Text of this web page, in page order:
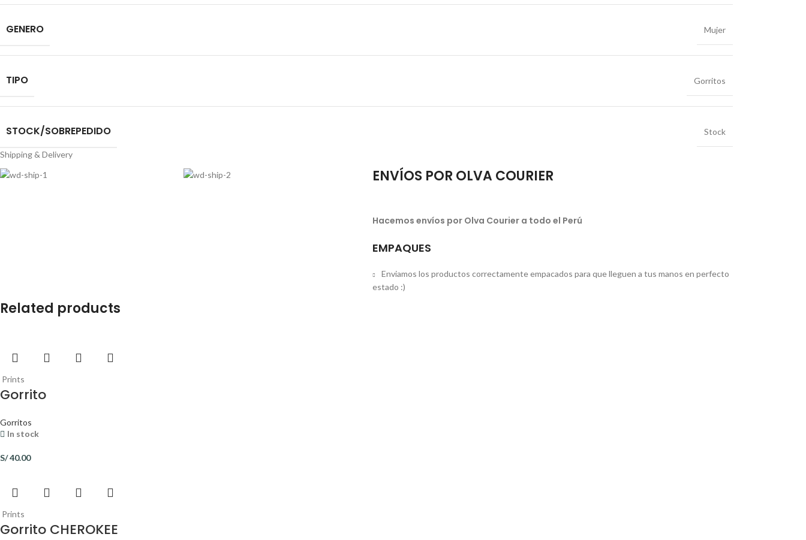
GENERO Mujer
TIPO Gorritos
STOCK/SOBREPEDIDO Stock
Shipping & Delivery
ENVÍOS POR OLVA COURIER
Hacemos envíos por Olva Courier a todo el Perú
EMPAQUES
Enviamos los productos correctamente empacados para que lleguen a tus manos en perfecto
estado :)
Related products
Prints
Gorrito
Gorritos
In stock
S/40.00
Prints
Gorrito CHEROKEE